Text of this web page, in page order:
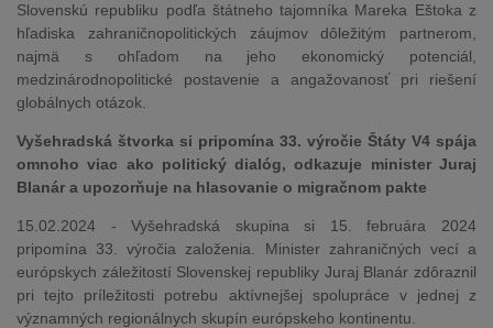
Slovenskú republiku podľa štátneho tajomníka Mareka Eštoka z
hľadiska zahraničnopolitických záujmov dôležitým partnerom,
najmä s ohľadom na jeho ekonomický potenciál,
medzinárodnopolitické postavenie a angažovanosť pri riešení
globálnych otázok.
Vyšehradská štvorka si pripomína 33. výročie Štáty V4 spája
omnoho viac ako politický dialóg, odkazuje minister Juraj
Blanár a upozorňuje na hlasovanie o migračnom pakte
15.02.2024 - Vyšehradská skupina si 15. februára 2024
pripomína 33. výročia založenia. Minister zahraničných vecí a
európskych záležitostí Slovenskej republiky Juraj Blanár zdôraznil
pri tejto príležitosti potrebu aktívnejšej spolupráce v jednej z
významných regionálnych skupín európskeho kontinentu.